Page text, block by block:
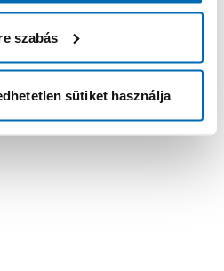
szabás
sütiket használja